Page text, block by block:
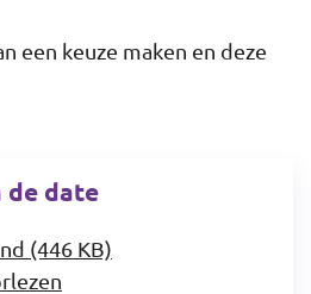
een keuze maken en deze
de date
(446 KB)